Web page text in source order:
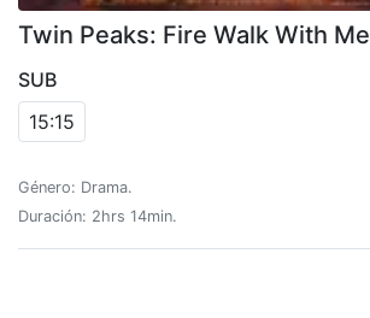
Twin Peaks: Fire Walk With Me
SUB
15:15
Género: Drama.
Duración: 2hrs 14min.